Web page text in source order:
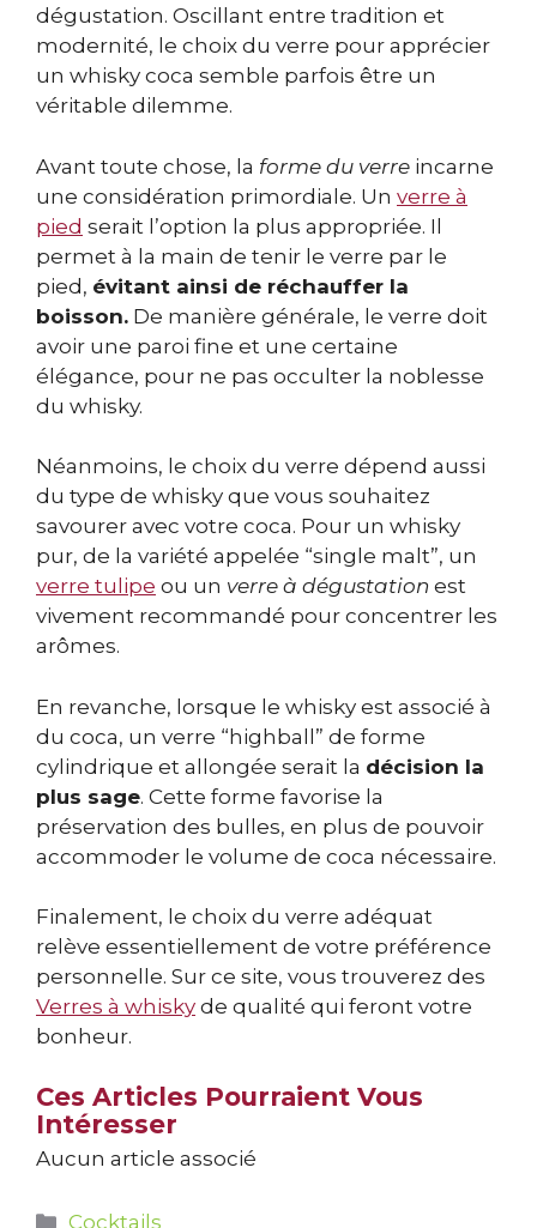
dégustation. Oscillant entre tradition et
modernité, le choix du verre pour apprécier
un whisky coca semble parfois être un
véritable dilemme.
Avant toute chose, la forme du verre incarne
une considération primordiale. Un verre à
pied serait l’option la plus appropriée. Il
permet à la main de tenir le verre par le
pied, évitant ainsi de réchauffer la
boisson. De manière générale, le verre doit
avoir une paroi fine et une certaine
élégance, pour ne pas occulter la noblesse
du whisky.
Néanmoins, le choix du verre dépend aussi
du type de whisky que vous souhaitez
savourer avec votre coca. Pour un whisky
pur, de la variété appelée “single malt”, un
verre tulipe ou un verre à dégustation est
vivement recommandé pour concentrer les
arômes.
En revanche, lorsque le whisky est associé à
du coca, un verre “highball” de forme
cylindrique et allongée serait la décision la
plus sage. Cette forme favorise la
préservation des bulles, en plus de pouvoir
accommoder le volume de coca nécessaire.
Finalement, le choix du verre adéquat
relève essentiellement de votre préférence
personnelle. Sur ce site, vous trouverez des
Verres à whisky de qualité qui feront votre
bonheur.
Ces Articles Pourraient Vous
Intéresser
Aucun article associé
Catégories
Cocktails